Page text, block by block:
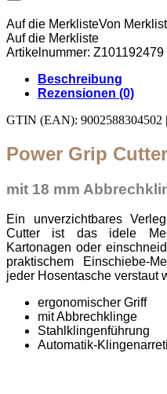
Auf die MerklisteVon
Auf die Merkliste
Artikelnummer: Z101192479
Beschreibung
Rezensionen (0)
GTIN (EAN): 9002588304502
Power Grip Cutter
mit 18 mm
Ein unverzichtbares
Cutter ist das idele
Kartonagen oder
praktischem Einschiebe-
jeder Hosentasche verstaut
ergonomischer Griff
mit Abbrechklinge
Stahlklingenführung
Automatik-